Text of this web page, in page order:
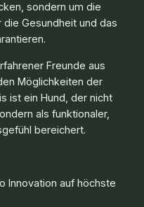
sondern um die
Gesundheit und das
Freunde aus
Möglichkeiten der
ist ein Hund, der nicht
als funktionaler,
bereichert.
Innovation auf höchste